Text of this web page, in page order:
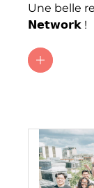
Une belle
𝗡𝗲𝘁𝘄𝗼𝗿𝗸 !